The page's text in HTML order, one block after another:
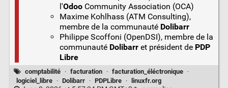
l'OdooCommunity Association (OCA)
Maxime Kohlhass (ATM Consulting),
membre de la communauté Dolibarr
Philippe Scoffoni (OpenDSI), membre de la
communauté Dolibarret président de PDP
Libre
comptabilité · facturation · facturation_éléctronique ·
logiciel_libre
· Dolibarr · PDPLibre · linuxfr.org